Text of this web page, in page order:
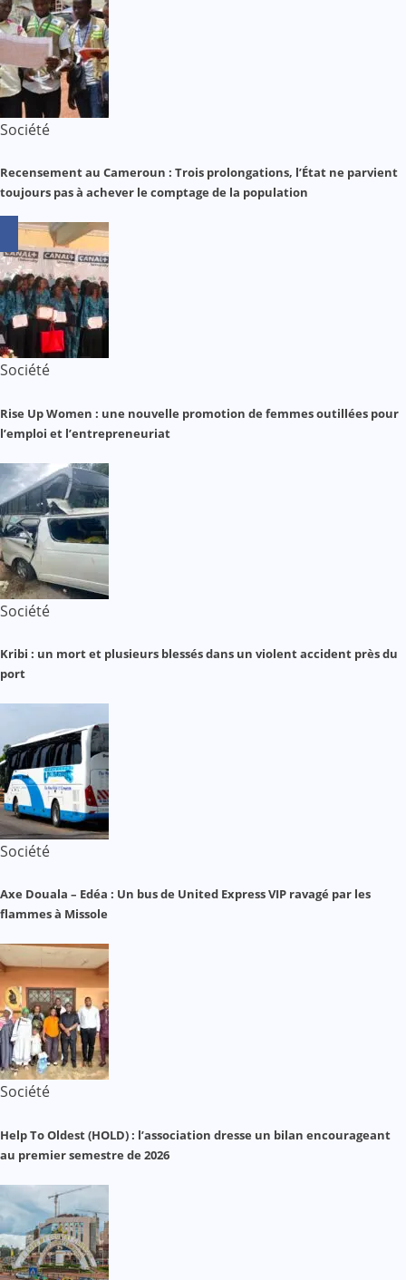
Société
Recensement au Cameroun : Trois prolongations, l’État ne parvient
toujours pas à achever le comptage de la population
Société
Rise Up Women : une nouvelle promotion de femmes outillées pour
l’emploi et l’entrepreneuriat
Société
Kribi : un mort et plusieurs blessés dans un violent accident près du
port
Société
Axe Douala – Edéa : Un bus de United Express VIP ravagé par les
flammes à Missole
Société
Help To Oldest (HOLD) : l’association dresse un bilan encourageant
au premier semestre de 2026